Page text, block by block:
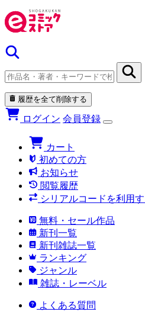
履歴を全て削除する
ログイン 会員登録
カート
初めての方
お知らせ
閲覧履歴
シリアルコードを利用
無料・セール作品
新刊一覧
新刊雑誌一覧
ランキング
ジャンル
雑誌・レーベル
よくある質問